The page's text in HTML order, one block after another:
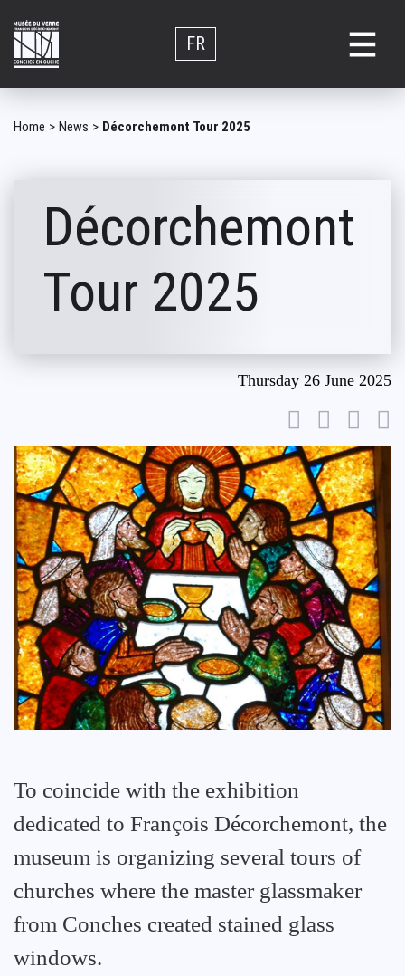
main
FR
Breadcrumb
Home News Décorchemont Tour 2025
Décorchemont
Tour 2025
Thursday 26 June 2025
To coincide with the exhibition
dedicated to François Décorchemont, the
museum is organizing several tours of
churches where the master glassmaker
from Conches created stained glass
windows.